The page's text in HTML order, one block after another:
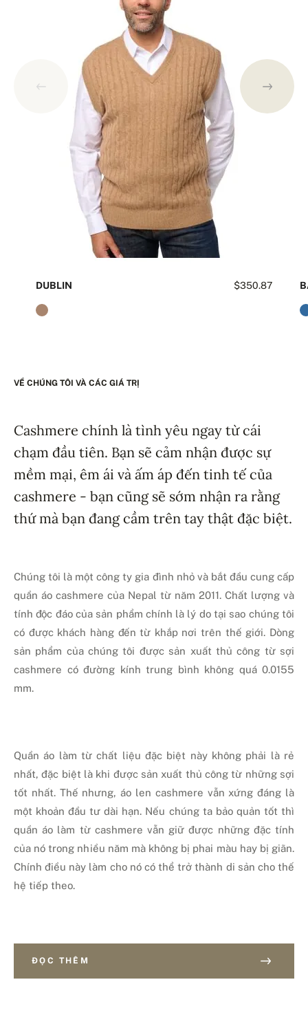
$350.87
DUBLIN
VỀ CHÚNG TÔI VÀ CÁC GIÁ TRỊ
Cashmere chính là tình yêu ngay từ cái
chạm đầu tiên. Bạn sẽ cảm nhận được sự
mềm mại, êm ái và ấm áp đến tinh tế của
cashmere - bạn cũng sẽ sớm nhận ra rằng
thứ mà bạn đang cầm trên tay thật đặc biệt.
Chúng tôi là một công ty gia đình nhỏ và bắt đầu cung cấp
quần áo cashmere của Nepal từ năm 2011. Chất lượng và
tính độc đáo của sản phẩm chính là lý do tại sao chúng tôi
có được khách hàng đến từ khắp nơi trên thế giới. Dòng
sản phẩm của chúng tôi được sản xuất thủ công từ sợi
cashmere có đường kính trung bình không quá 0.0155
mm.
Quần áo làm từ chất liệu đặc biệt này không phải là rẻ
nhất, đặc biệt là khi được sản xuất thủ công từ những sợi
tốt nhất. Thế nhưng, áo len cashmere vẫn xứng đáng là
một khoản đầu tư dài hạn. Nếu chúng ta bảo quản tốt thì
quần áo làm từ cashmere vẫn giữ được những đặc tính
của nó trong nhiều năm mà không bị phai màu hay bị giãn.
Chính điều này làm cho nó có thể trở thành di sản cho thế
hệ tiếp theo.
ĐỌC THÊM